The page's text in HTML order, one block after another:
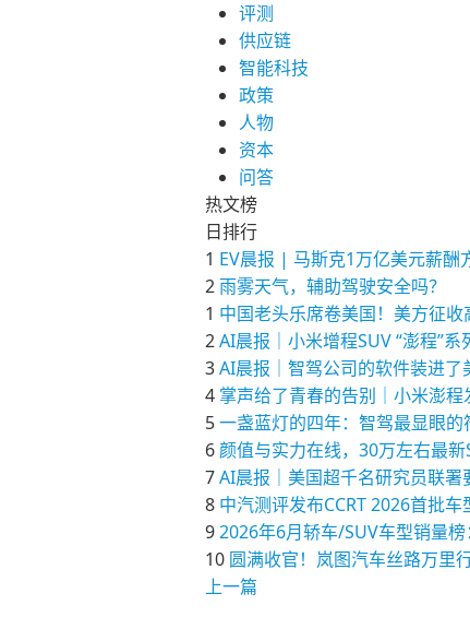
评测
供应链
智能科技
政策
人物
资本
问答
热文榜
日排行
1 EV晨报 | 马斯克1万亿美元薪酬
2雨雾天气，辅助驾驶安全吗？
1 中国老头乐席卷美国！美方征
2AI晨报｜小米增程SUV “澎程”
3AI晨报｜智驾公司的软件装进
4 掌声给了青春的告别｜小米澎程
5一盏蓝灯的四年：智驾最显眼的
6颜值与实力在线，30万左右最
7AI晨报｜美国超千名研究员联
8 中汽测评发布CCRT 2026首批车
92026年6月轿车/SUV车型销量
10 圆满收官！岚图汽车丝路万里
上一篇